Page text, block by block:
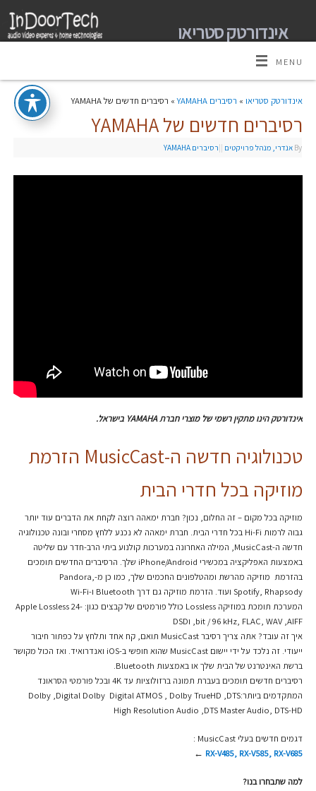
אינדורטק סטריאו
MENU
אינדורטק סטריאו» רסיברים YAMAHA » רסיברים חדשים של YAMAHA
רסיברים חדשים של YAMAHA
By אנדרי, מנהל פרויקטים |
|רסיברים YAMAHA
אינדורטק הינו מתקין רשמי של מוצרי חברת YAMAHA בישראל.
טכנולוגיה חדשה ה-MusicCast הזרמת
מוזיקה בכל חדרי הבית
מוזיקה בכל מקום – זה החלום, נכון? חברת ימאהה רוצה לקחת את הדברים עוד יותר
גבוה לרמות Hi-Fi בכל חדרי הבית. חברת ימאהה לא נכנע ללחץ מסחרי ובונה טכנולוגיה
חדשה ה-MusicCast, המילה האחרונה במערכות קולנוע ביתי הרב-חדר עם שליטה
באמצעות האפליקציה במכשירי iPhone/Android שלך. הרסיברים החדשים תומכים
בהזרמת מוזיקה מהרשת ומהטלפונים החכמים שלך, כמו כן מ-Pandora,
Spotify, Rhapsody ועוד. הזרמת מוזיקה גם דרך Bluetooth ו-Wi-Fi
המערכת תומכת במוזיקה Lossless כולל פורמטים של קבצים כגון: Apple Lossless 24-
bit / 96 kHz, FLAC, WAV ,AIFF, וDSD
איך זה עובד? אתה צריך רסיבר MusicCast תואם, קח אחד ותלחץ על כפתור חיבור
ייעודי. זה נלכד על ידי יישום MusicCast שהוא חופשי ב-iOS ואנדרואיד. ואז הכול מקושר
ברשת האינטרנט של הבית שלך או באמצעות Bluetooth.
רסיברים חדשים תומכים בעברת תמונה ברזולוציות עד 4K ובכל פורמטי הסראונד
המתקדמים ביותר:Dolby ,Digital Dolby Digital ATMOS , Dolby TrueHD ,DTS
High Resolution Audio ,DTS Master Audio, DTS-HD
דגמים חדשים בעלי MusicCast :
RX-V485, RX-V585, RX-V685
←
למה שתבחרו בנו?